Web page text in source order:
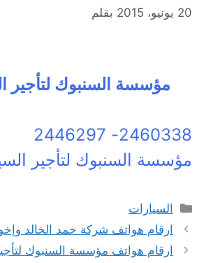
20 يونيو، 2015 بقلم
مؤسسة السنبوك لتأجير
2460338- 2446297
مؤسسة السنبوك لتأجير
التصنيفات
السيارات
ارقام هواتف شركة حمد الخالد
ارقام هواتف مؤسسة السنبوك